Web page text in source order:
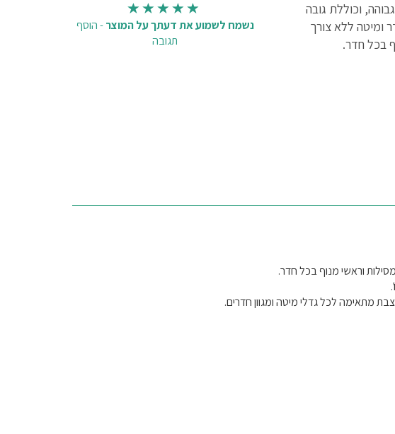
וכוללת גובה
ומיטה ללא צורך
בכל חדר.
נשמח לשמוע את דעתך על המוצר-הוסף
תגובה
וראשי מנוף בכל חדר.